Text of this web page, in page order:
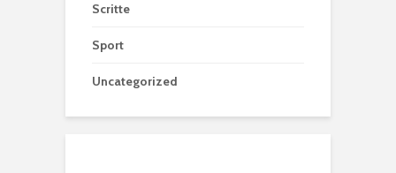
Scritte
Sport
Uncategorized